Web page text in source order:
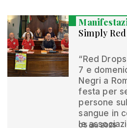
Simply Red
“Red
7 e
Negri a
festa per
persone
sangue in
le
05 giu 2025